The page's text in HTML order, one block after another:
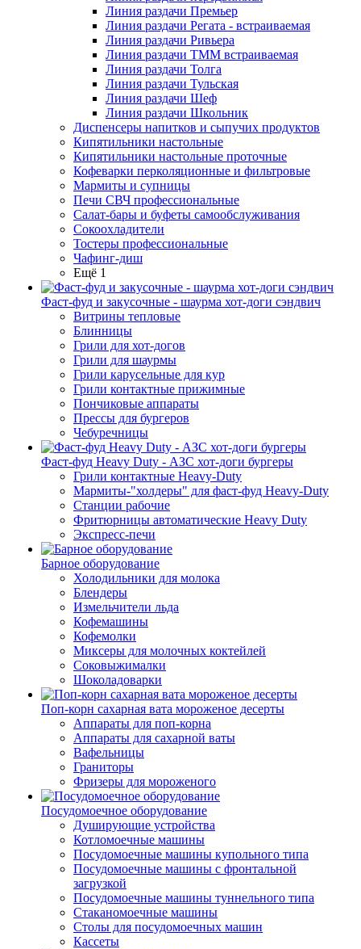
Линия раздачи Премьер
Линия раздачи Регата - встраиваемая
Линия раздачи Ривьера
Линия раздачи ТММ встраиваемая
Линия раздачи Толга
Линия раздачи Тульская
Линия раздачи Шеф
Линия раздачи Школьник
Диспенсеры напитков и сыпучих продуктов
Кипятильники настольные
Кипятильники настольные проточные
Кофеварки перколяционные и фильтровые
Мармиты и супницы
Печи СВЧ профессиональные
Салат-бары и буфеты самообслуживания
Сокоохладители
Тостеры профессиональные
Чафинг-диш
Ещё 1
Фаст-фуд и закусочные - шаурма хот-доги сэндвич
Витрины тепловые
Блинницы
Грили для хот-догов
Грили для шаурмы
Грили карусельные для кур
Грили контактные прижимные
Пончиковые аппараты
Прессы для бургеров
Чебуречницы
Фаст-фуд Heavy Duty - АЗС хот-доги бургеры
Грили контактные Heavy-Duty
Мармиты-"холдеры" для фаст-фуд Heavy-Duty
Станции рабочие
Фритюрницы автоматические Heavy Duty
Экспресс-печи
Барное оборудование
Холодильники для молока
Блендеры
Измельчители льда
Кофемашины
Кофемолки
Миксеры для молочных коктейлей
Соковыжималки
Шоколадоварки
Поп-корн сахарная вата мороженое десерты
Аппараты для поп-корна
Аппараты для сахарной ваты
Вафельницы
Граниторы
Фризеры для мороженого
Посудомоечное оборудование
Душирующие устройства
Котломоечные машины
Посудомоечные машины купольного типа
Посудомоечные машины с фронтальной
загрузкой
Посудомоечные машины туннельного типа
Стаканомоечные машины
Столы для посудомоечных машин
Кассеты